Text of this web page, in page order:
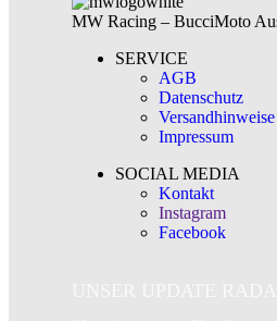
MW Racing – BucciMoto
SERVICE
AGB
Datenschutz
Versandhinweise
Impressum
SOCIAL MEDIA
Kontakt
Instagram
Facebook